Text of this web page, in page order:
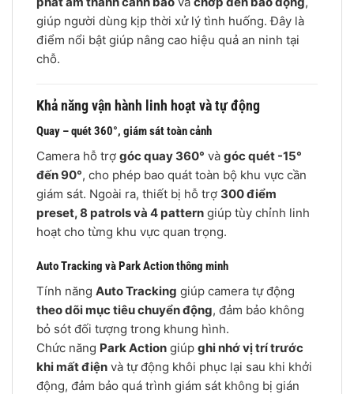
giúp người dùng kịp thời xử lý tình huống. Đây là
điểm nổi bật giúp nâng cao hiệu quả an ninh tại
chỗ.
Khả năng vận hành linh hoạt và tự động
Quay – quét 360°, giám sát toàn cảnh
Camera hỗ trợ góc quay 360° và góc quét -15°
đến 90°, cho phép bao quát toàn bộ khu vực cần
giám sát. Ngoài ra, thiết bị hỗ trợ 300 điểm
preset, 8 patrols và 4 pattern giúp tùy chỉnh linh
hoạt cho từng khu vực quan trọng.
Auto Tracking và Park Action thông minh
Tính năng Auto Tracking giúp camera tự động
theo dõi mục tiêu chuyển động, đảm bảo không
bỏ sót đối tượng trong khung hình.
Chức năng Park Action giúp ghi nhớ vị trí trước
khi mất điện và tự động khôi phục lại sau khi khởi
động, đảm bảo quá trình giám sát không bị gián